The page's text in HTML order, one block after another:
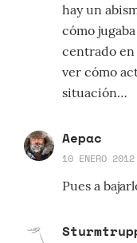
hay un
cómo
centrado en
ver cómo
situación…
Aepac
10 ENERO 2012
Pues a